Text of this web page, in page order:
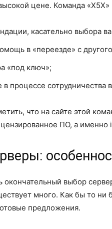
цене. Команда «Х5Х»
касательно выбора
в «переезде» с
«под ключ»;
процессе сотрудничества
что на сайте этой
ПО, а
окончательный выбор
много. Как бы то
предложения.